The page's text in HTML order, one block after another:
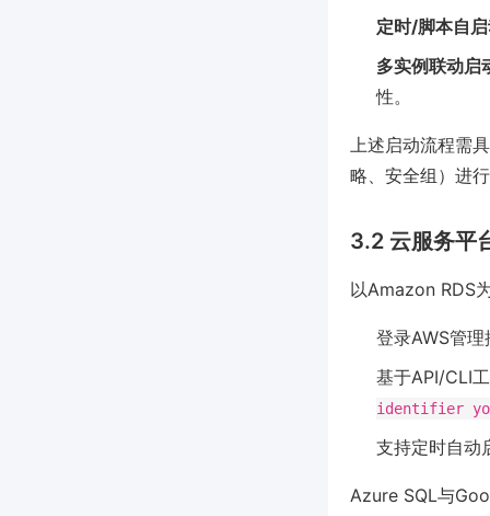
定时/脚本自
多实例联动启
性。
上述启动流程需
略、安全组）进
3.2 云服务平
以Amazon RDS
登录AWS管理
基于API/CLI
identifier
支持定时自动
Azure SQL与